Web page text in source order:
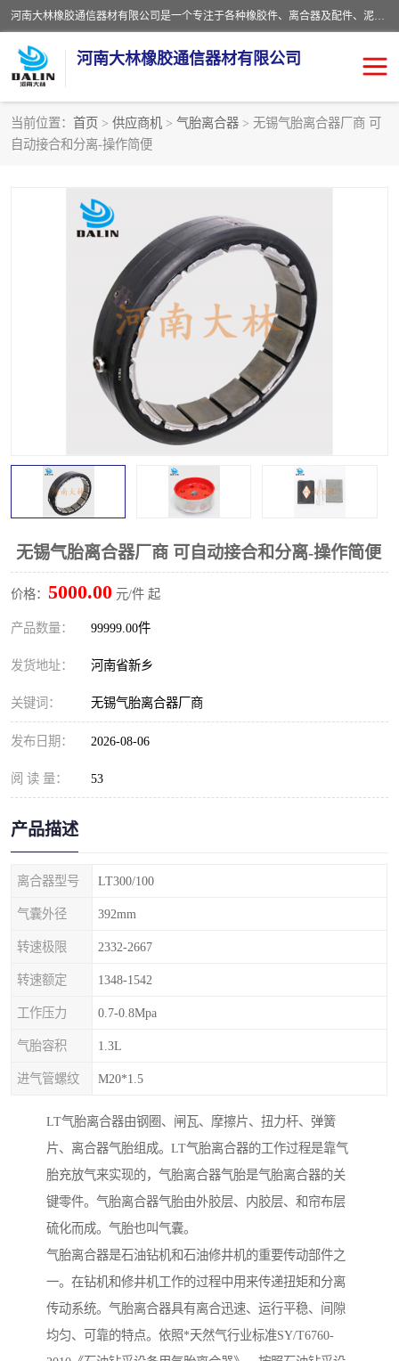
河南大林橡胶通信器材有限公司是一个专注于各种橡胶件、离合器及配件、泥浆泵及配件等产品设计制造和加工的企业。产品应用于矿山、冶金、石油、钢铁、化工、水泥、船舶、造纸、通用机械等各种大功率机械传动或制动装置。
河南大林橡胶通信器材有限公司
当前位置： 首页 > 供应商机 > 气胎离合器 > 无锡气胎离合器厂商 可
自动接合和分离-操作简便
无锡气胎离合器厂商 可自动接合和分离-操作简便
价格： 5000.00 元/件 起
产品数量： 99999.00件
发货地址： 河南省新乡
关键词： 无锡气胎离合器厂商
发布日期： 2026-08-06
阅 读 量： 53
产品描述
离合器型号 LT300/100
气囊外径 392mm
转速极限 2332-2667
转速额定 1348-1542
工作压力 0.7-0.8Mpa
气胎容积 1.3L
进气管螺纹 M20*1.5
LT气胎离合器由钢圈、闸瓦、摩擦片、扭力杆、弹簧
片、离合器气胎组成。LT气胎离合器的工作过程是靠气
胎充放气来实现的，气胎离合器气胎是气胎离合器的关
键零件。气胎离合器气胎由外胶层、内胶层、和帘布层
硫化而成。气胎也叫气囊。
气胎离合器是石油钻机和石油修井机的重要传动部件之
一。在钻机和修井机工作的过程中用来传递扭矩和分离
传动系统。气胎离合器具有离合迅速、运行平稳、间隙
均匀、可靠的特点。依照*天然气行业标准SY/T6760-
推盘离合器
VC离合器
PO隔膜离合器 气胎离合器
泥浆泵空气包胶囊 气动元件
DY隔膜式离合器 CB离合器
实芯轮胎
联轴器